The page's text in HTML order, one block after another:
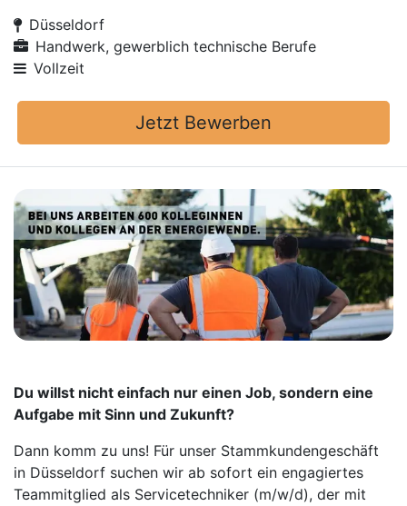
Düsseldorf
Handwerk, gewerblich technische Berufe
Vollzeit
Jetzt Bewerben
Du willst nicht einfach nur einen Job, sondern eine
Aufgabe mit Sinn und Zukunft?
Dann komm zu uns! Für unser Stammkundengeschäft
in Düsseldorf suchen wir ab sofort ein engagiertes
Teammitglied als Servicetechniker (m/w/d), der mit